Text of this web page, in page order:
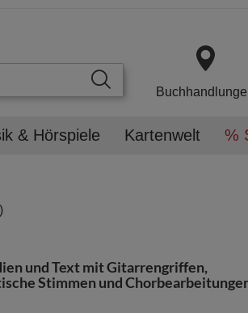
& Hörspiele Kartenwelt %
und Text mit Gitarrengriffen,
Stimmen und